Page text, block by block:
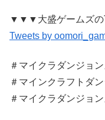
▼▼▼大盛ゲームズ
Tweets by
＃マイクラダンジョ
＃マインクラフトダ
＃マイクラダンジョ